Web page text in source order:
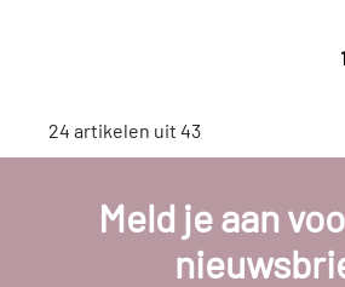
1
24 artikelen uit 43
Meld je aan